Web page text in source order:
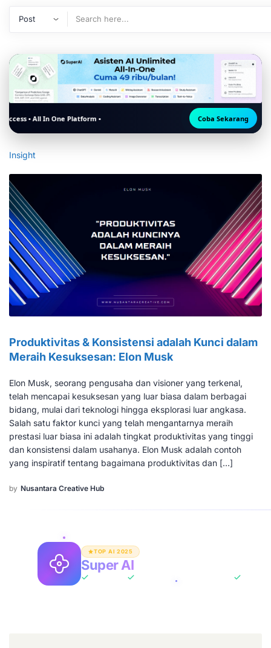
One Platform • Coba Sekarang
Insight
Produktivitas & Konsistensi adalah Kunci dalam
Meraih Kesuksesan: Elon Musk
Elon Musk, seorang pengusaha dan visioner yang terkenal,
telah mencapai kesuksesan yang luar biasa dalam berbagai
bidang, mulai dari teknologi hingga eksplorasi luar angkasa.
Salah satu faktor kunci yang telah mengantarnya meraih
prestasi luar biasa ini adalah tingkat produktivitas yang tinggi
dan konsistensi dalam usahanya. Elon Musk adalah contoh
yang inspiratif tentang bagaimana produktivitas dan […]
by Nusantara Creative Hub
TOP AI 2025
Super AI